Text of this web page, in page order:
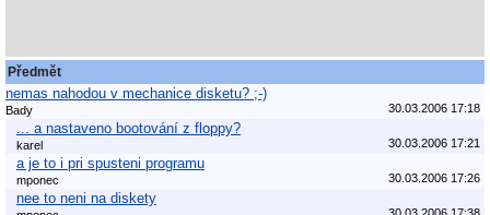
Předmět
nemas nahodou v mechanice disketu? ;-)
Bady 30.03.2006 17:18
... a nastaveno bootování z floppy?
karel 30.03.2006 17:21
a je to i pri spusteni programu
mponec 30.03.2006 17:26
nee to neni na diskety